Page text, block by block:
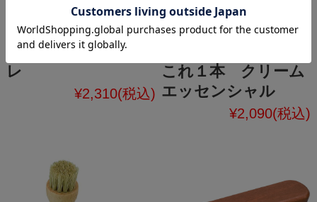
クリームナチュラー
レ
¥2,310(税込)
これ１本 クリーム
エッセンシャル
¥2,090(税込)